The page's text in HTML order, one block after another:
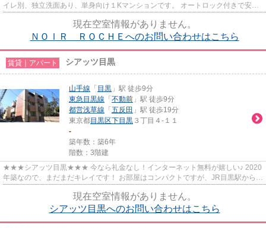
イレ別、独立洗面あり、単身向け１Kマンションです。 オートロック付きで安心
現在空室情報がありません。
ＮＯＩＲ ＲＯＣＨＥへのお問い合わせはこちら
賃貸｜アパート シアッツ目黒
山手線 「 目黒 」駅 徒歩9分
東急目黒線 「 不動前 」駅 徒歩9分
都営浅草線 「 五反田 」駅 徒歩19分
東京都目黒区下目黒 ３丁目４-１１
-
築年数：築6年
階数：3階建
★★★シアッツ目黒★★★ 今なら礼金なし！インターネット無料が嬉しい♪ 2020
年築なので、まだまだキレイです！ お部屋はコンパクトですが、JR目黒駅から徒
現在空室情報がありません。
シアッツ目黒へのお問い合わせはこちら